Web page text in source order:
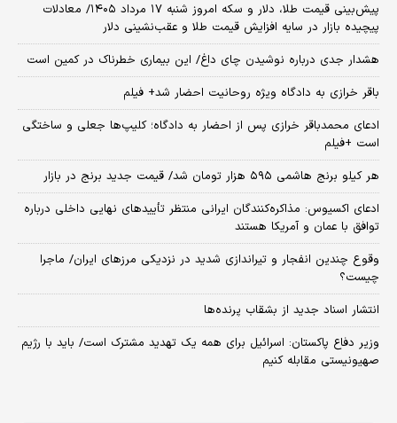
پیش‌بینی قیمت طلا، دلار و سکه امروز شنبه ۱۷ مرداد ۱۴۰۵/ معادلات
پیچیده بازار در سایه افزایش قیمت طلا و عقب‌نشینی دلار
هشدار جدی درباره نوشیدن چای داغ/ این بیماری خطرناک در کمین است
باقر خرازی به دادگاه ویژه روحانیت احضار شد+ فیلم
ادعای محمدباقر خرازی پس از احضار به دادگاه؛ کلیپ‌ها جعلی و ساختگی
است +فیلم
هر کیلو برنج هاشمی ۵۹۵ هزار تومان شد/ قیمت جدید برنج در بازار
ادعای اکسیوس: مذاکره‌کنندگان ایرانی منتظر تأییدهای نهایی داخلی درباره
توافق با عمان و آمریکا هستند
وقوع چندین انفجار و تیراندازی شدید در نزدیکی مرز‌های ایران/ ماجرا
چیست؟
انتشار اسناد جدید از بشقاب پرنده‌ها
وزیر دفاع پاکستان: اسرائیل برای همه یک تهدید مشترک است/ باید با رژیم
صهیونیستی مقابله کنیم